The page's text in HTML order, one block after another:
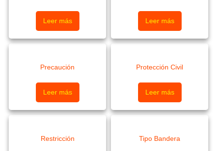
Leer más Leer más
Precaución
Leer más
Protección Civil
Leer más
Restricción Tipo Bandera